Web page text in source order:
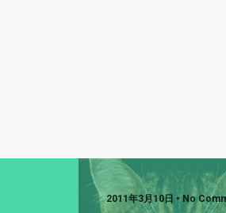
2011年3月10日 • No